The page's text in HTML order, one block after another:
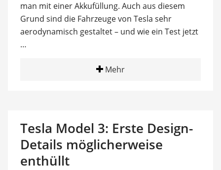
man mit einer Akkufüllung. Auch aus diesem
Grund sind die Fahrzeuge von Tesla sehr
aerodynamisch gestaltet – und wie ein Test jetzt
…
Mehr
Tesla Model 3: Erste Design-
Details möglicherweise
enthüllt